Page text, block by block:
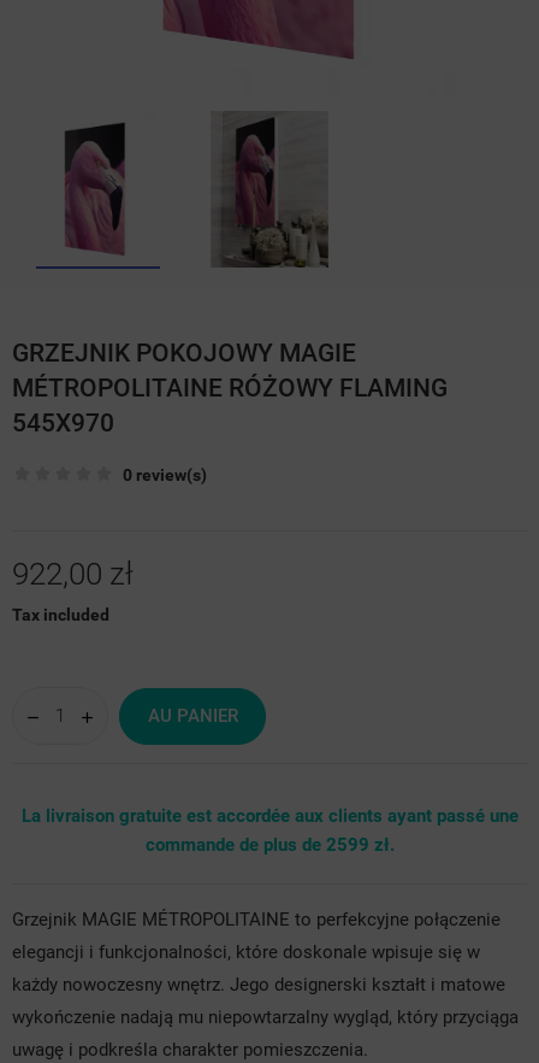
GRZEJNIK POKOJOWY MAGIE
MÉTROPOLITAINE RÓŻOWY FLAMING
545X970
0 review(s)
922,00 zł
Tax included
AU PANIER
La livraison gratuite est accordée aux clients ayant passé une
commande de plus de 2599 zł.
Grzejnik MAGIE MÉTROPOLITAINE to perfekcyjne połączenie
elegancji i funkcjonalności, które doskonale wpisuje się w
każdy nowoczesny wnętrz. Jego designerski kształt i matowe
wykończenie nadają mu niepowtarzalny wygląd, który przyciąga
uwagę i podkreśla charakter pomieszczenia.